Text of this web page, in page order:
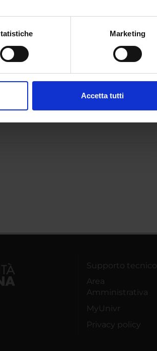
di qualche metro,
sui cookie.
Marketing
Accetta tutti
Supporto tecnico
Area
Amministrativa
MyUnivr
Privacy policy